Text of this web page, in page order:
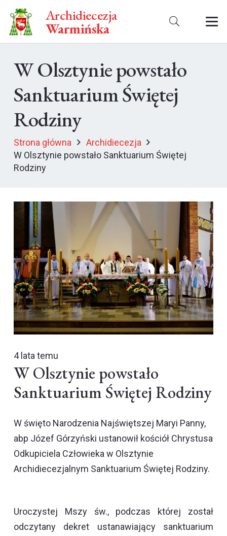
Archidiecezja
Warmińska
W Olsztynie powstało
Sanktuarium Świętej
Rodziny
Strona główna
Archidiecezja
W Olsztynie powstało Sanktuarium Świętej
Rodziny
4 lata temu
W Olsztynie powstało
Sanktuarium Świętej Rodziny
W święto Narodzenia Najświętszej Maryi Panny,
abp Józef Górzyński ustanowił kościół Chrystusa
Odkupiciela Człowieka w Olsztynie
Archidiecezjalnym Sanktuarium Świętej Rodziny.
Uroczystej Mszy św., podczas której został
odczytany dekret ustanawiający sanktuarium